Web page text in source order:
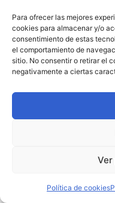
Para ofrecer las mejores
cookies para almacenar y/o
consentimiento de estas
el comportamiento de
sitio. No consentir o retirar el
negativamente a ciertas
Política de cookies